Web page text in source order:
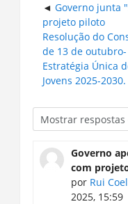
Governo junta
projeto piloto
Resolução do
de 13 de outubro-
Estratégia Única
Jovens 2025-2030.
Governo
com
por Rui
2025, 15:59